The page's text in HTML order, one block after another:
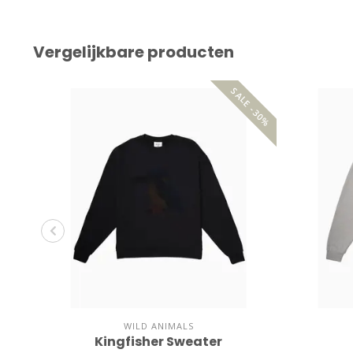
Vergelijkbare producten
SALE -30%
WILD ANIMALS
Kingfisher Sweater